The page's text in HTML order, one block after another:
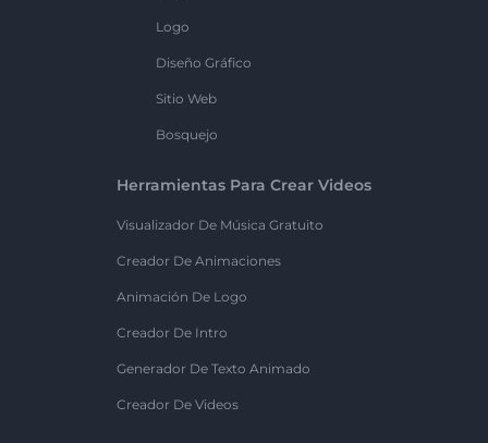
Logo
Diseño Gráfico
Sitio Web
Bosquejo
Herramientas Para Crear Videos
Visualizador De Música Gratuito
Creador De Animaciones
Animación De Logo
Creador De Intro
Generador De Texto Animado
Creador De Videos